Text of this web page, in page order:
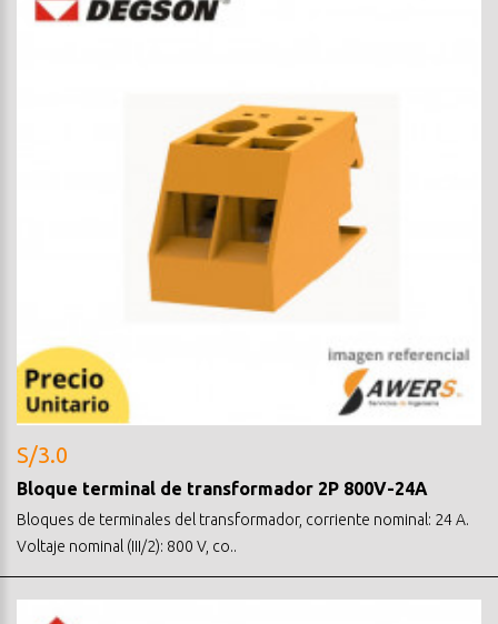
S/3.0
Bloque terminal de transformador 2P 800V-24A
Bloques de terminales del transformador, corriente nominal: 24 A.
Voltaje nominal (III/2): 800 V, co..